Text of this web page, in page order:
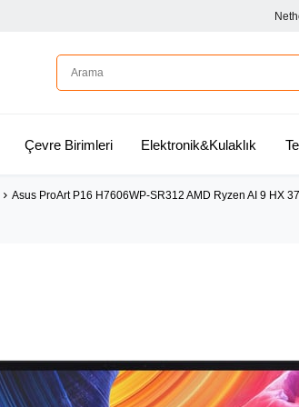
Çevre Birimleri Elektronik&Kulaklık
Asus ProArt P16 H7606WP-SR312 AMD Ryzen AI 9 HX